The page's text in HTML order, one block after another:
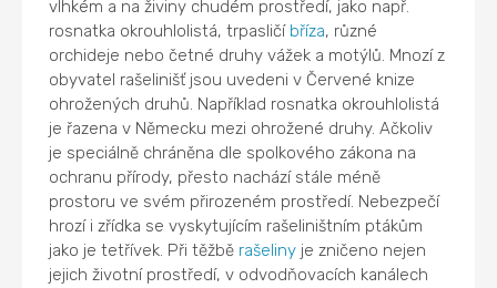
vlhkém a na živiny chudém prostředí, jako např.
rosnatka okrouhlolistá, trpasličí bříza, různé
orchideje nebo četné druhy vážek a motýlů. Mnozí z
obyvatel rašelinišť jsou uvedeni v Červené knize
ohrožených druhů. Například rosnatka okrouhlolistá
je řazena v Německu mezi ohrožené druhy. Ačkoliv
je speciálně chráněna dle spolkového zákona na
ochranu přírody, přesto nachází stále méně
prostoru ve svém přirozeném prostředí. Nebezpečí
hrozí i zřídka se vyskytujícím rašeliništním ptákům
jako je tetřívek. Při těžbě rašeliny je zničeno nejen
jejich životní prostředí, v odvodňovacích kanálech